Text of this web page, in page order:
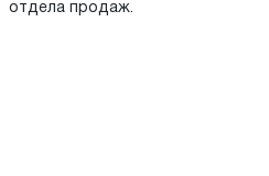
отдела продаж.